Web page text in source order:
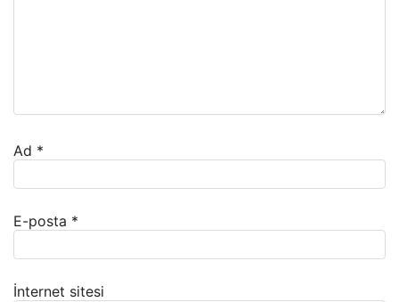
Ad *
E-posta *
İnternet sitesi